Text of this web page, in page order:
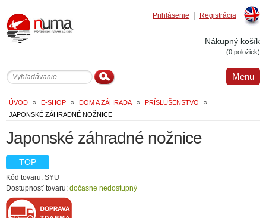
Registrácia
Prihlásenie
Nákupný košík
(0 položiek)
Menu
ÚVOD » E-SHOP » DOM A ZÁHRADA » PRÍSLUŠENSTVO
»
JAPONSKÉ ZÁHRADNÉ NOŽNICE
Japonské záhradné nožnice
TOP
Kód tovaru: SYU
Dostupnosť tovaru: dočasne nedostupný